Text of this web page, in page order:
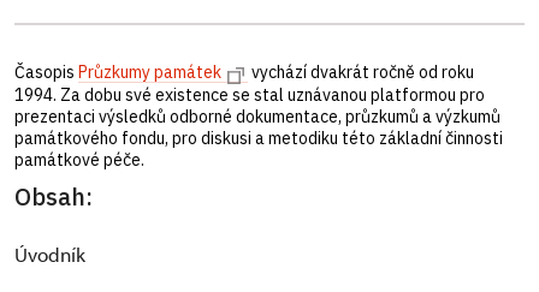
Časopis Průzkumy památek
vychází dvakrát ročně od roku
1994. Za dobu své existence se stal uznávanou platformou pro
prezentaci výsledků odborné dokumentace, průzkumů a výzkumů
památkového fondu, pro diskusi a metodiku této základní činnosti
památkové péče.
Obsah:
Úvodník